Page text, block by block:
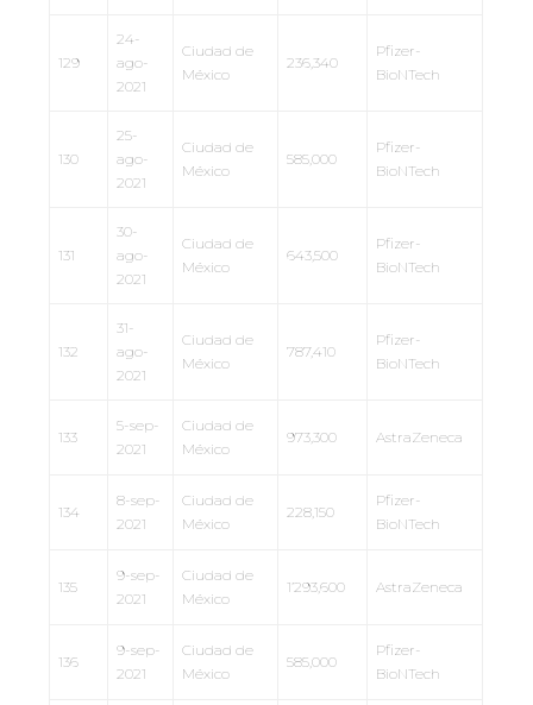
129
24-
ago-
2021
Ciudad de
México
236,340
Pfizer-
BioNTech
130
25-
ago-
2021
Ciudad de
México
585,000
Pfizer-
BioNTech
131
30-
ago-
2021
Ciudad de
México
643,500
Pfizer-
BioNTech
132
31-
ago-
2021
Ciudad de
México
787,410
Pfizer-
BioNTech
133
5-sep-
2021
Ciudad de
México
973,300 AstraZeneca
134
8-sep-
2021
Ciudad de
México
228,150
Pfizer-
BioNTech
135
9-sep-
2021
Ciudad de
México
1’293,600 AstraZeneca
136
9-sep-
2021
Ciudad de
México
585,000
Pfizer-
BioNTech